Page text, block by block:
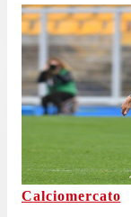
Calciomercato